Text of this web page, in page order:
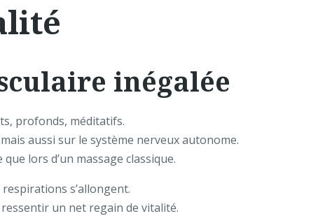
inégalée
profonds, méditatifs.
aussi sur le système nerveux autonome.
lors d’un massage classique.
s’allongent.
un net regain de vitalité.